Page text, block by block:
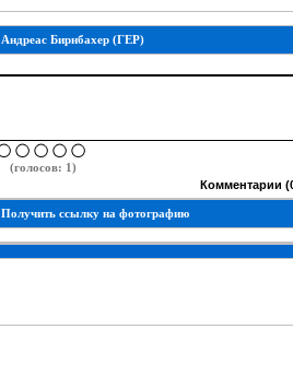
Андреас Бирнбахер (ГЕР)
(голосов: 1)
Комментарии
Получить ссылку на фотографию